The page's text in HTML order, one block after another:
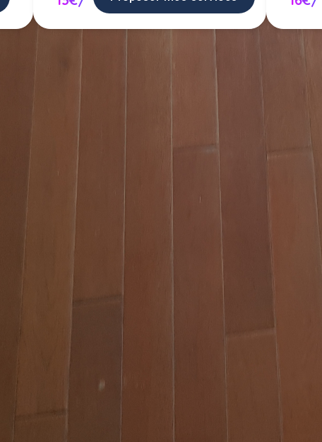
un service de pose de
ou proposer mes services de